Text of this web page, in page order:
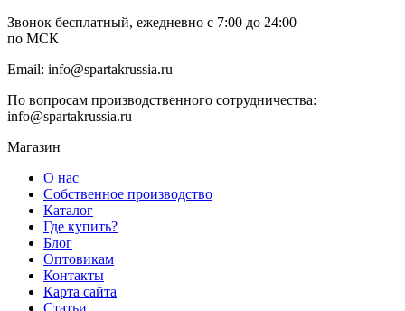
Звонок бесплатный, ежедневно с 7:00 до 24:00
по МСК
Email: info@spartakrussia.ru
По вопросам производственного сотрудничества:
info@spartakrussia.ru
Магазин
О нас
Собственное производство
Каталог
Где купить?
Блог
Оптовикам
Контакты
Карта сайта
Статьи